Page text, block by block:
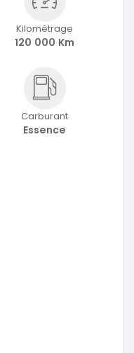
Kilométrage
120 000 Km
Carburant
Essence